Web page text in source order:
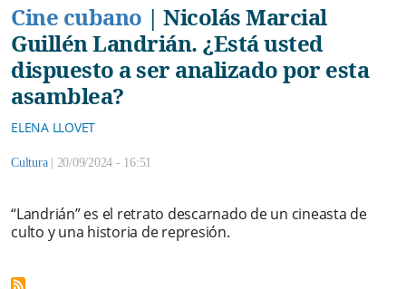
Cine cubano | Nicolás Marcial
Guillén Landrián. ¿Está usted
dispuesto a ser analizado por esta
asamblea?
ELENA LLOVET
Cultura | 20/09/2024 - 16:51
“Landrián” es el retrato descarnado de un cineasta de
culto y una historia de represión.